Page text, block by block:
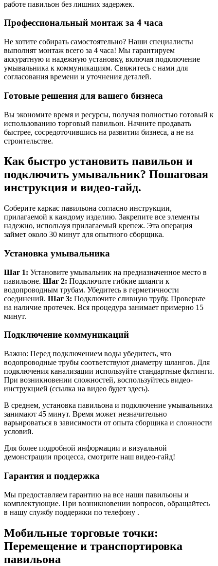
работе павильон без лишних задержек.
Профессиональный монтаж за 4 часа
Не хотите собирать самостоятельно? Наши специалисты
выполнят монтаж всего за 4 часа! Мы гарантируем
аккуратную и надежную установку, включая подключение
умывальника к коммуникациям. Свяжитесь с нами для
согласования времени и уточнения деталей.
Готовые решения для вашего бизнеса
Вы экономите время и ресурсы, получая полностью готовый к
использованию торговый павильон. Начните продавать
быстрее, сосредоточившись на развитии бизнеса, а не на
строительстве.
Как быстро установить павильон и
подключить умывальник? Пошаговая
инструкция и видео-гайд.
Соберите каркас павильона согласно инструкции,
прилагаемой к каждому изделию. Закрепите все элементы
надежно, используя прилагаемый крепеж. Эта операция
займет около 30 минут для опытного сборщика.
Установка умывальника
Шаг 1: Установите умывальник на предназначенное место в
павильоне. Шаг 2: Подключите гибкие шланги к
водопроводным трубам. Убедитесь в герметичности
соединений. Шаг 3: Подключите сливную трубу. Проверьте
на наличие протечек. Вся процедура занимает примерно 15
минут.
Подключение коммуникаций
Важно: Перед подключением воды убедитесь, что
водопроводные трубы соответствуют диаметру шлангов. Для
подключения канализации используйте стандартные фитинги.
При возникновении сложностей, воспользуйтесь видео-
инструкцией (ссылка на видео будет здесь).
В среднем, установка павильона и подключение умывальника
занимают 45 минут. Время может незначительно
варьироваться в зависимости от опыта сборщика и сложности
условий.
Для более подробной информации и визуальной
демонстрации процесса, смотрите наш видео-гайд!
Гарантия и поддержка
Мы предоставляем гарантию на все наши павильоны и
комплектующие. При возникновении вопросов, обращайтесь
в нашу службу поддержки по телефону .
Мобильные торговые точки:
Перемещение и транспортировка
павильона